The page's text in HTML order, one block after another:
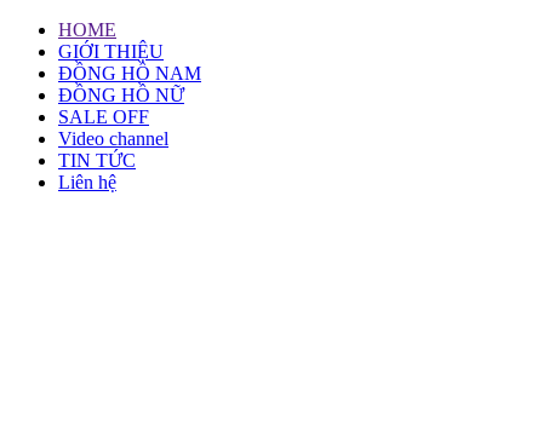
HOME
GIỚI THIỆU
ĐỒNG HỒ NAM
ĐỒNG HỒ NỮ
SALE OFF
Video channel
TIN TỨC
Liên hệ